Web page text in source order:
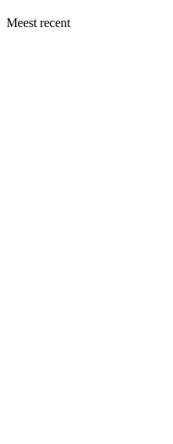
Meest recent